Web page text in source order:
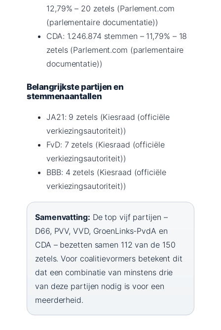
12,79% – 20 zetels (Parlement.com
(parlementaire documentatie))
CDA: 1.246.874 stemmen – 11,79% – 18
zetels (Parlement.com (parlementaire
documentatie))
Belangrijkste partijen en
stemmenaantallen
JA21: 9 zetels (Kiesraad (officiële
verkiezingsautoriteit))
FvD: 7 zetels (Kiesraad (officiële
verkiezingsautoriteit))
BBB: 4 zetels (Kiesraad (officiële
verkiezingsautoriteit))
Samenvatting: De top vijf partijen –
D66, PVV, VVD, GroenLinks-PvdA en
CDA – bezetten samen 112 van de 150
zetels. Voor coalitievormers betekent dit
dat een combinatie van minstens drie
van deze partijen nodig is voor een
meerderheid.